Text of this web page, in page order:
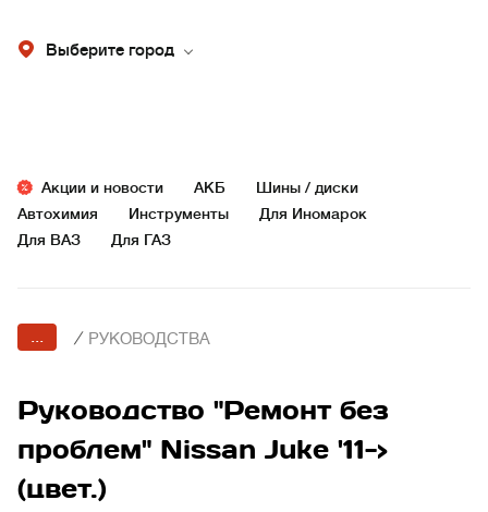
Выберите город
Акции и новости АКБ
Шины / диски
Автохимия
Инструменты
Для Иномарок
Для ВАЗ
Для ГАЗ
... / РУКОВОДСТВА
Руководство "Ремонт без
проблем" Nissan Juke '11->
(цвет.)